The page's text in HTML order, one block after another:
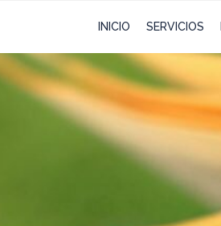
INICIO SERVICIOS